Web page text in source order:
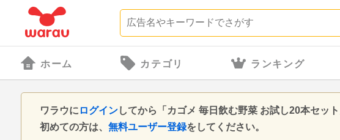
ホーム カテゴリ ランキング
ワラウに ログインしてから「カゴメ 毎日飲む野菜 お試し20本セッ
初めての方は、 無料ユーザー登録をしてください。